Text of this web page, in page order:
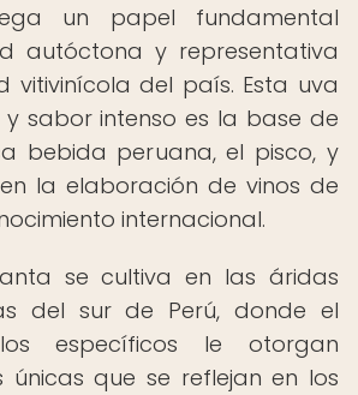
un papel fundamental
autóctona y representativa
vitivinícola del país. Esta uva
sabor intenso es la base de
bebida peruana, el pisco, y
la elaboración de vinos de
internacional.
se cultiva en las áridas
del sur de Perú, donde el
específicos le otorgan
únicas que se reflejan en los